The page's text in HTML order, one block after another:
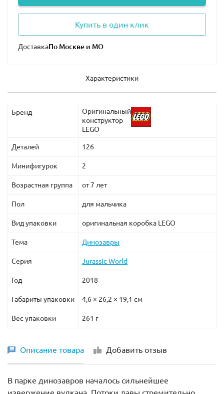
куриный окорочок, палка для кормления и
бейсболка.
Купить в один клик
Доставка
Характеристики
Бренд
Оригинальный
конструктор
LEGO
Деталей 126
Минифигурок 2
Возрастная группа от 7 лет
Пол для мальчика
Вид упаковки оригинальная коробка LEGO
Тема Динозавры
Серия Jurassic World
Год 2018
Габариты упаковки 4,6 × 26,2 × 19,1 см
Вес упаковки 261 г
Описание товара Добавить отзыв
В парке динозавров началось сильнейшее